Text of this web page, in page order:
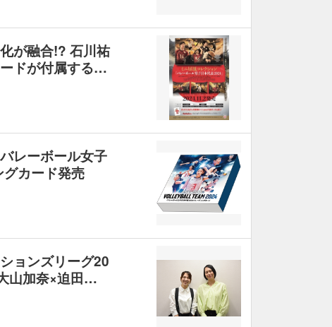
が融合!? 石川祐
ドが付属する…
レーボール女子
カード発売
ョンズリーグ20
山加奈×迫田…